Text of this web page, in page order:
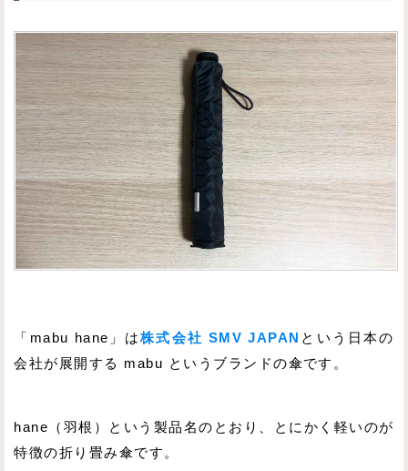
「mabu hane」は株式会社 SMV JAPAN という日本の
会社が展開する mabu というブランドの傘です。
hane（羽根）という製品名のとおり、とにかく軽いのが
特徴の折り畳み傘です。